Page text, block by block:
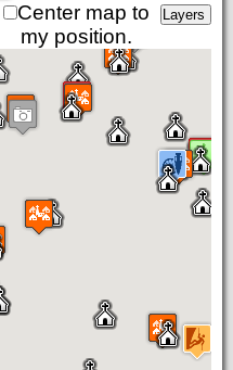
Center map to
my position.